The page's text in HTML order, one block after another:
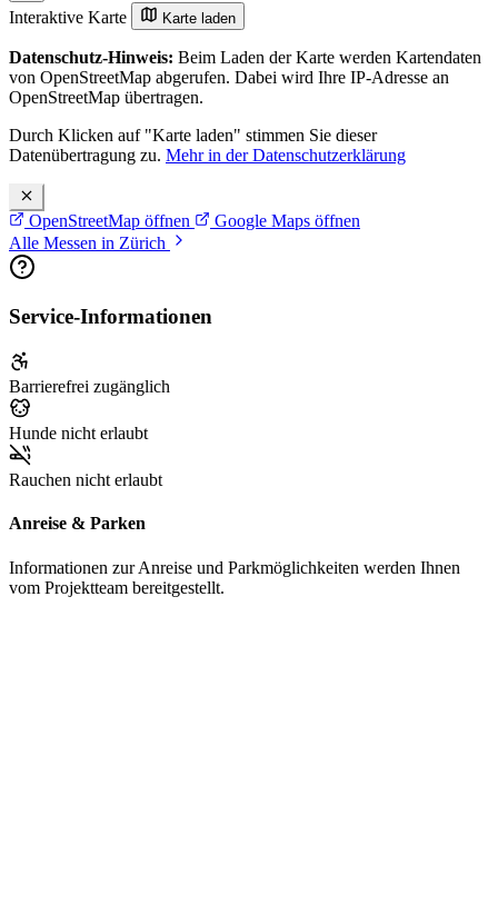
Interaktive Karte Karte laden
Datenschutz-Hinweis: Beim Laden der Karte werden Kartendaten
von OpenStreetMap abgerufen. Dabei wird Ihre IP-Adresse an
OpenStreetMap übertragen.
Durch Klicken auf "Karte laden" stimmen Sie dieser
Datenübertragung zu. Mehr in der Datenschutzerklärung
OpenStreetMap öffnen
Google Maps öffnen
Alle Messen in Zürich
Service-Informationen
Barrierefrei zugänglich
Hunde nicht erlaubt
Rauchen nicht erlaubt
Anreise & Parken
Informationen zur Anreise und Parkmöglichkeiten werden Ihnen
vom Projektteam bereitgestellt.